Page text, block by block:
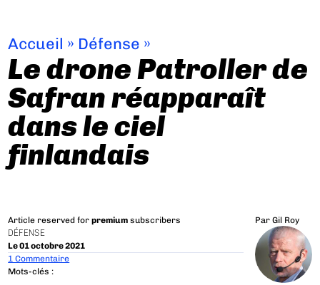
Accueil » Défense »
Le drone Patroller de
Safran réapparaît
dans le ciel
finlandais
Article reserved forpremium subscribers
DÉFENSE
Le 01 octobre 2021
Par Gil Roy
1 Commentaire
Mots-clés :